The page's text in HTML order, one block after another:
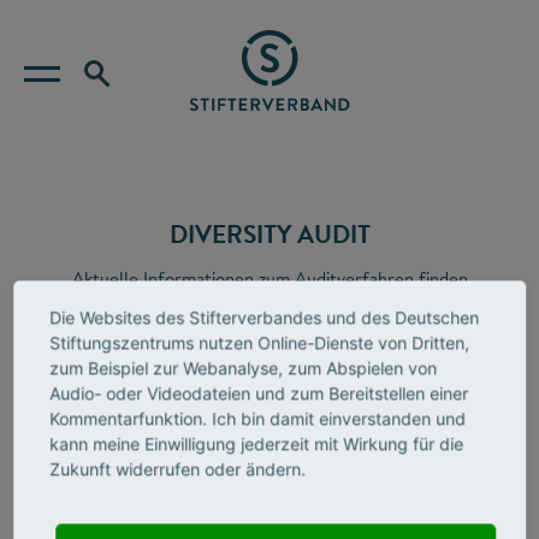
DIVERSITY AUDIT
Aktuelle Informationen zum Auditverfahren finden
Sie jetzt auf der Website von Stifterverband Change.
Die Websites des Stifterverbandes und des Deutschen
Stiftungszentrums nutzen Online-Dienste von Dritten,
zum Beispiel zur Webanalyse, zum Abspielen von
Audio- oder Videodateien und zum Bereitstellen einer
Kommentarfunktion. Ich bin damit einverstanden und
kann meine Einwilligung jederzeit mit Wirkung für die
Zukunft widerrufen oder ändern.